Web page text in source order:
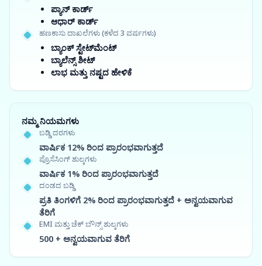
ಪ್ಯಾನ್ ಕಾರ್ಡ್
ಆಧಾರ್ ಕಾರ್ಡ್
ಹಣಕಾಸು ದಾಖಲೆಗಳು (ಕಳೆದ 3 ವರ್ಷಗಳು)
ಬ್ಯಾಂಕ್ ಸ್ಟೇಟ್‌ಮೆಂಟ್
ಬ್ಯಾಲೆನ್ಸ್ ಶೀಟ್
ಲಾಭ ಮತ್ತು ನಷ್ಟದ ಹೇಳಿಕೆ
ನಮ್ಮ ನಿಯಮಗಳು
ಬಡ್ಡಿ ದರಗಳು
ವಾರ್ಷಿಕ 12% ರಿಂದ ಪ್ರಾರಂಭವಾಗುತ್ತದೆ
ಪ್ರೊಸೆಸಿಂಗ್ ಶುಲ್ಕಗಳು
ವಾರ್ಷಿಕ 1% ರಿಂದ ಪ್ರಾರಂಭವಾಗುತ್ತದೆ
ದಂಡದ ಬಡ್ಡಿ
ಪ್ರತಿ ತಿಂಗಳಿಗೆ 2% ರಿಂದ ಪ್ರಾರಂಭವಾಗುತ್ತದೆ + ಅನ್ವಯವಾಗುವ
ತೆರಿಗೆ
EMI ಮತ್ತು ಚೆಕ್ ಬೌನ್ಸ್ ಶುಲ್ಕಗಳು
500 + ಅನ್ವಯವಾಗುವ ತೆರಿಗೆ